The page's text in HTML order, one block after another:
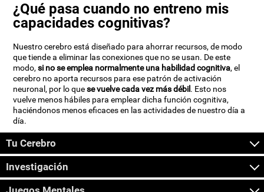
¿Qué pasa cuando no entreno mis
capacidades cognitivas?
Nuestro cerebro está diseñado para ahorrar recursos, de modo
que tiende a eliminar las conexiones que no se usan. De este
modo,si no se emplea normalmente una habilidad cognitiva, el
cerebro no aporta recursos para ese patrón de activación
neuronal, por lo quese vuelve cada vez más débil . Esto nos
vuelve menos hábiles para emplear dicha función cognitiva,
haciéndonos menos eficaces en las actividades de nuestro día a
día.
Tu Cerebro
Investigación